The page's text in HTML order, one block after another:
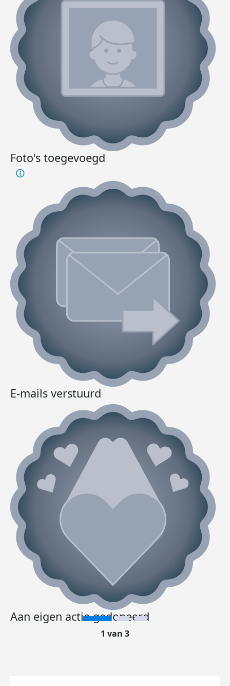
Foto's toegevoegd
E-mails verstuurd
Aan eigen actie gedoneerd
1 van 3